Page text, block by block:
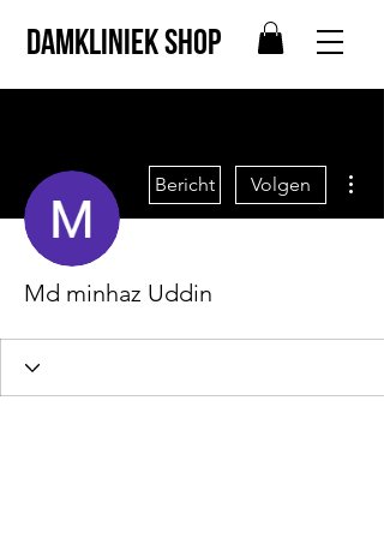
Damkliniek shop
Bericht Volgen
Md minhaz Uddin